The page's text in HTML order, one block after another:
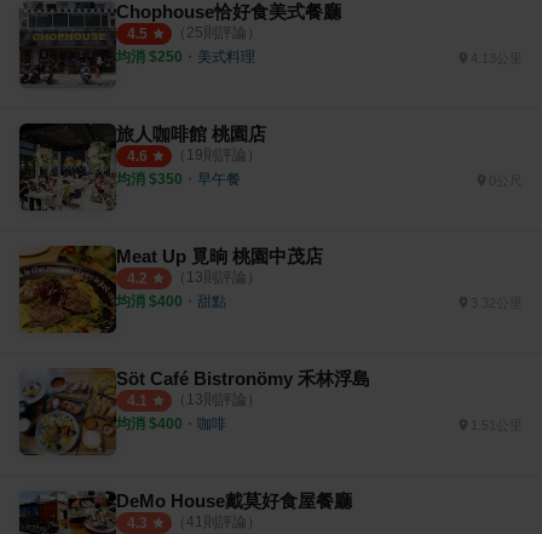
Chophouse恰好食美式餐廳
4.5 （ 25則評論）
均消 $250 ・ 美式料理 4.13公里
旅人咖啡館 桃園店
4.6 （ 19則評論）
均消 $350 ・ 早午餐
Meat Up 覓晌 桃園中茂店
4.2 （ 13則評論）
均消 $400 ・ 甜點
Söt Café Bistronömy 禾林浮島
4.1 （ 13則評論）
均消 $400 ・ 咖啡 1.51公里
DeMo House戴莫好食屋餐廳
4.3 （ 41則評論）